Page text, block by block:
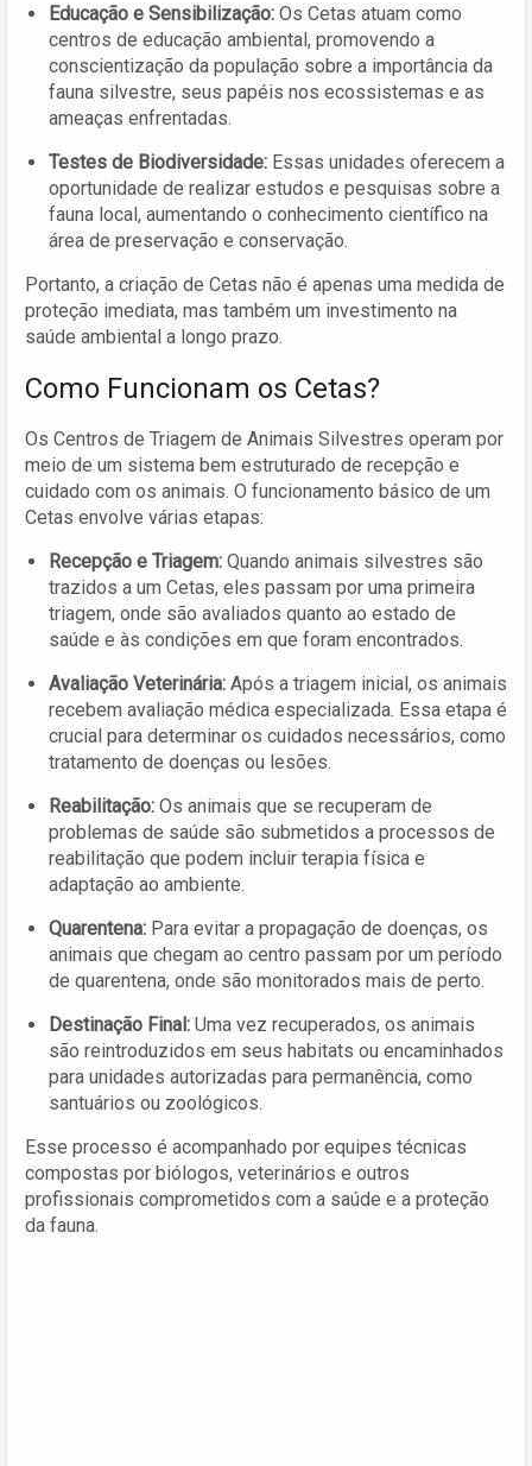
Educação e Sensibilização: Os Cetas atuam como
centros de educação ambiental, promovendo a
conscientização da população sobre a importância da
fauna silvestre, seus papéis nos ecossistemas e as
ameaças enfrentadas.
Testes de Biodiversidade: Essas unidades oferecem a
oportunidade de realizar estudos e pesquisas sobre a
fauna local, aumentando o conhecimento científico na
área de preservação e conservação.
Portanto, a criação de Cetas não é apenas uma medida de
proteção imediata, mas também um investimento na
saúde ambiental a longo prazo.
Como Funcionam os Cetas?
Os Centros de Triagem de Animais Silvestres operam por
meio de um sistema bem estruturado de recepção e
cuidado com os animais. O funcionamento básico de um
Cetas envolve várias etapas:
Recepção e Triagem: Quando animais silvestres são
trazidos a um Cetas, eles passam por uma primeira
triagem, onde são avaliados quanto ao estado de
saúde e às condições em que foram encontrados.
Avaliação Veterinária: Após a triagem inicial, os animais
recebem avaliação médica especializada. Essa etapa é
crucial para determinar os cuidados necessários, como
tratamento de doenças ou lesões.
Reabilitação: Os animais que se recuperam de
problemas de saúde são submetidos a processos de
reabilitação que podem incluir terapia física e
adaptação ao ambiente.
Quarentena: Para evitar a propagação de doenças, os
animais que chegam ao centro passam por um período
de quarentena, onde são monitorados mais de perto.
Destinação Final: Uma vez recuperados, os animais
são reintroduzidos em seus habitats ou encaminhados
para unidades autorizadas para permanência, como
santuários ou zoológicos.
Esse processo é acompanhado por equipes técnicas
compostas por biólogos, veterinários e outros
profissionais comprometidos com a saúde e a proteção
da fauna.